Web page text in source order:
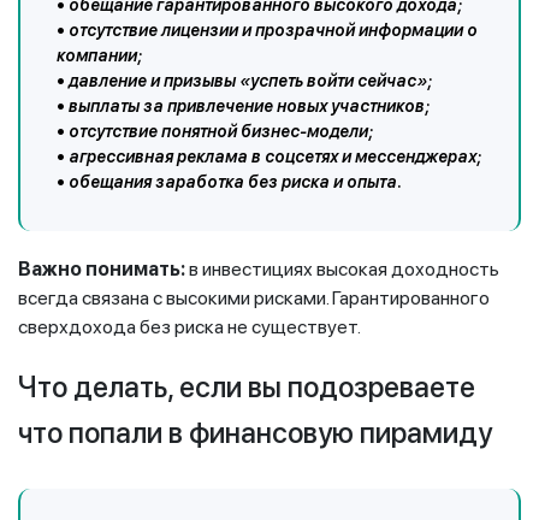
• обещание гарантированного высокого дохода;
• отсутствие лицензии и прозрачной информации о
компании;
• давление и призывы «успеть войти сейчас»;
• выплаты за привлечение новых участников;
• отсутствие понятной бизнес-модели;
• агрессивная реклама в соцсетях и мессенджерах;
• обещания заработка без риска и опыта.
Важно понимать:в инвестициях высокая доходность
всегда связана с высокими рисками. Гарантированного
сверхдохода без риска не существует.
Что делать, если вы подозреваете
что попали в финансовую пирамиду